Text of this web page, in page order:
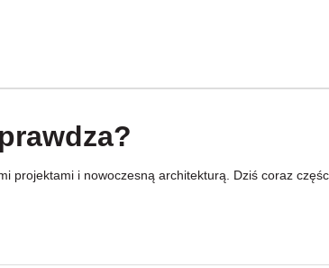
projektami i nowoczesną architekturą. Dziś coraz